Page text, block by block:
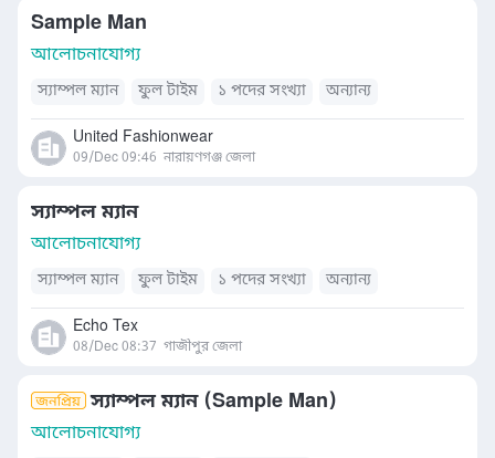
Sample Man
আলোচনাযোগ্য
স্যাম্পল ম্যান ফুল টাইম ১ পদের সংখ্যা অন্যান্য
United Fashionwear
09/Dec 09:46 নারায়ণগঞ্জ জেলা
স্যাম্পল ম্যান
আলোচনাযোগ্য
স্যাম্পল ম্যান ফুল টাইম ১ পদের সংখ্যা অন্যান্য
Echo Tex
08/Dec 08:37 গাজীপুর জেলা
স্যাম্পল ম্যান (Sample Man)
আলোচনাযোগ্য